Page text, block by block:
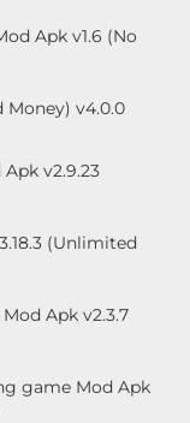
Apk v1.6 (No
v4.0.0
v2.9.23
(Unlimited
Apk v2.3.7
game Mod Apk